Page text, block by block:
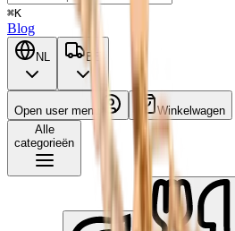
⌘K
Blog
NL BE
Open user menu
Winkelwagen
Alle
categorieën